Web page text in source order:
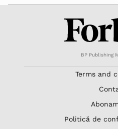
BP Publishing
Terms and
Politică de